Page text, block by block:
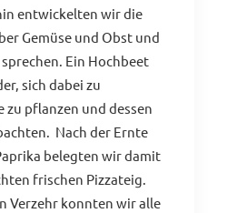
entwickelten wir die
Gemüse und Obst und
Ein Hochbeet
sich dabei zu
zu pflanzen und dessen
Nach der Ernte
belegten wir damit
frischen Pizzateig.
Verzehr konnten wir alle